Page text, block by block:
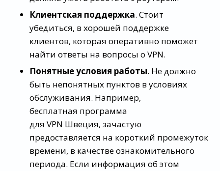
Клиентская поддержка. Стоит
убедиться, в хорошей поддержке
клиентов, которая оперативно поможет
найти ответы на вопросы о VPN.
Понятные условия работы. Не должно
быть непонятных пунктов в условиях
обслуживания. Например,
бесплатная программа
для VPN Швеция, зачастую
предоставляется на короткий промежуток
времени, в качестве ознакомительного
периода. Если информация об этом